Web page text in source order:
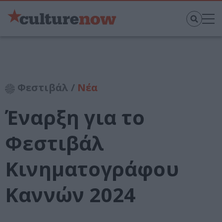
Φεστιβάλ / Νέα
Έναρξη για το
Φεστιβάλ
Κινηματογράφου
Καννών 2024